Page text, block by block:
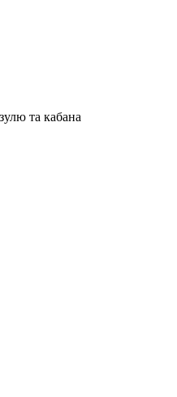
та кабана